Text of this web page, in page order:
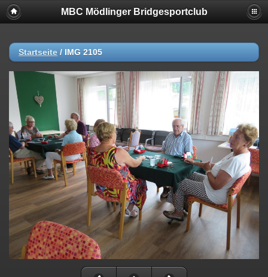
MBC Mödlinger Bridgesportclub
Startseite / IMG 2105